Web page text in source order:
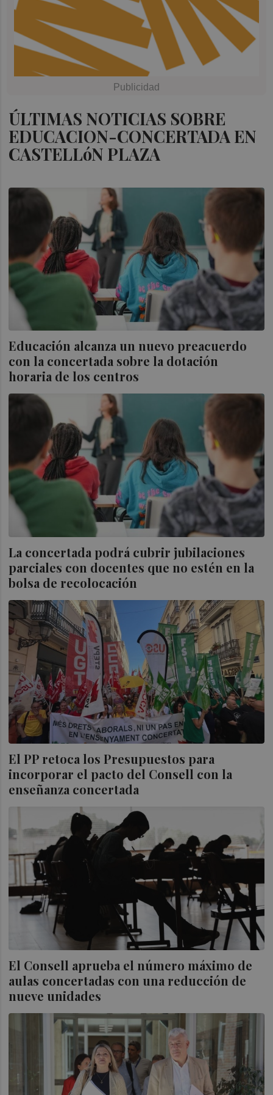
ÚLTIMAS NOTICIAS SOBRE
EDUCACION-CONCERTADA EN
CASTELLóN PLAZA
Educación alcanza un nuevo preacuerdo
con la concertada sobre la dotación
horaria de los centros
La concertada podrá cubrir jubilaciones
parciales con docentes que no estén en la
bolsa de recolocación
El PP retoca los Presupuestos para
incorporar el pacto del Consell con la
enseñanza concertada
El Consell aprueba el número máximo de
aulas concertadas con una reducción de
nueve unidades